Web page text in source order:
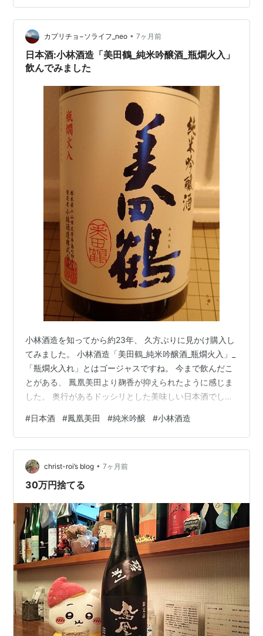
カプリチョ−ソライフ_neo • 7ヶ月前
日本酒:小林酒造「美田鶴_純米吟醸酒_瓶燗火入」
飲んでみました
小林酒造を知ってから約23年、 久方ぶりに見かけ購入し
てみました。 小林酒造「美田鶴_純米吟醸酒_瓶燗火入」_
「瓶燗火入れ」とはゴージャスですね。 今まで飲んだこ
とがある、 鳳凰美田より麹香が抑えられたように感じま
した。 奥行があるドッシリとした美味しい日本酒でし
されました。 応援よろしくお願いします。 ランキング参
加中日本酒ランキング参加中gooからきました ランキン
グ参加中goo blog 転生組ランキング参加中【公式】
2025年開設ブログ
#日本酒 #鳳凰美田 #純米吟醸 #小林酒造
christ-roi’s blog • 7ヶ月前
30万円捨てる